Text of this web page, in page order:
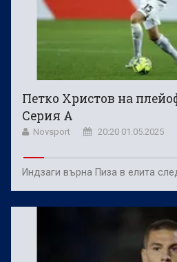
Петко Христов на
Серия А
Novsport 20:20 01.05.2025
Индзаги върна Пиза в елита